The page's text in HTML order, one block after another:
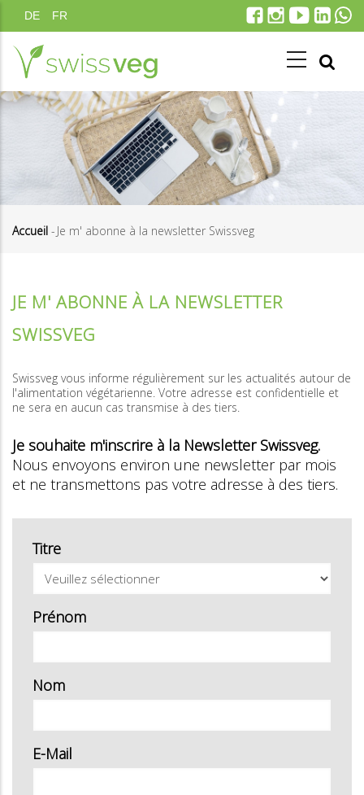
au
contenu
principal
DE FR
Accueil - Je m' abonne à la newsletter Swissveg
JE M' ABONNE À LA NEWSLETTER
SWISSVEG
Swissveg vous informe régulièrement sur les actualités autour de
l'alimentation végétarienne. Votre adresse est confidentielle et
ne sera en aucun cas transmise à des tiers.
Je souhaite m'inscrire à la Newsletter Swissveg.
Nous envoyons environ une newsletter par mois
et ne transmettons pas votre adresse à des tiers.
Titre
Prénom
Nom
E-Mail